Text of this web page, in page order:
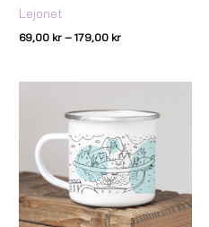
Lejonet
69,00 kr – 179,00 kr